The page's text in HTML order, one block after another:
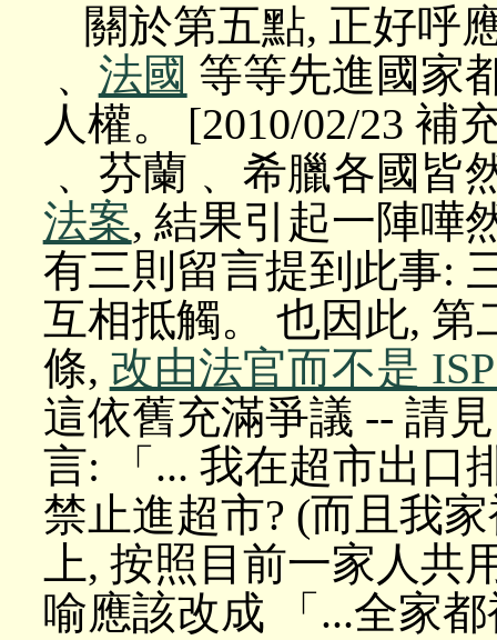
關於第五點, 正好呼
﹑ 法國 等等先進國家
人權。 [2010/02/23 補
﹑ 芬蘭﹑ 希臘各國皆
法案, 結果引起一陣嘩
有三則留言提到此事:
互相抵觸。 也因此, 第
條, 改由法官而不是
這依舊充滿爭議 -- 請
言: 「... 我在超市出口
禁止進超市? (而且我
上, 按照目前一家人共
喻應該改成 「...全家